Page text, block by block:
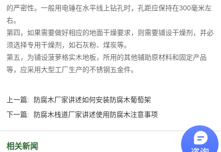
的严密性。一般用电锤在水平线上钻孔时，孔距应保持在300毫米左
右。
第四，如果需要做好相应的地面干燥要求，则需要铺设干燥剂，并必
须选择专用干燥剂，如石灰粉、煤炭等。
第五，为铺设菠萝格实木地板，所用的其他辅助原材料和固定产品
等，应采用大型工厂生产的不锈钢五金件。
上一篇:
防腐木厂家讲述如何安装防腐木葡萄架
下一篇:
防腐木栈道厂家讲述使用防腐木注意事项
相关新闻